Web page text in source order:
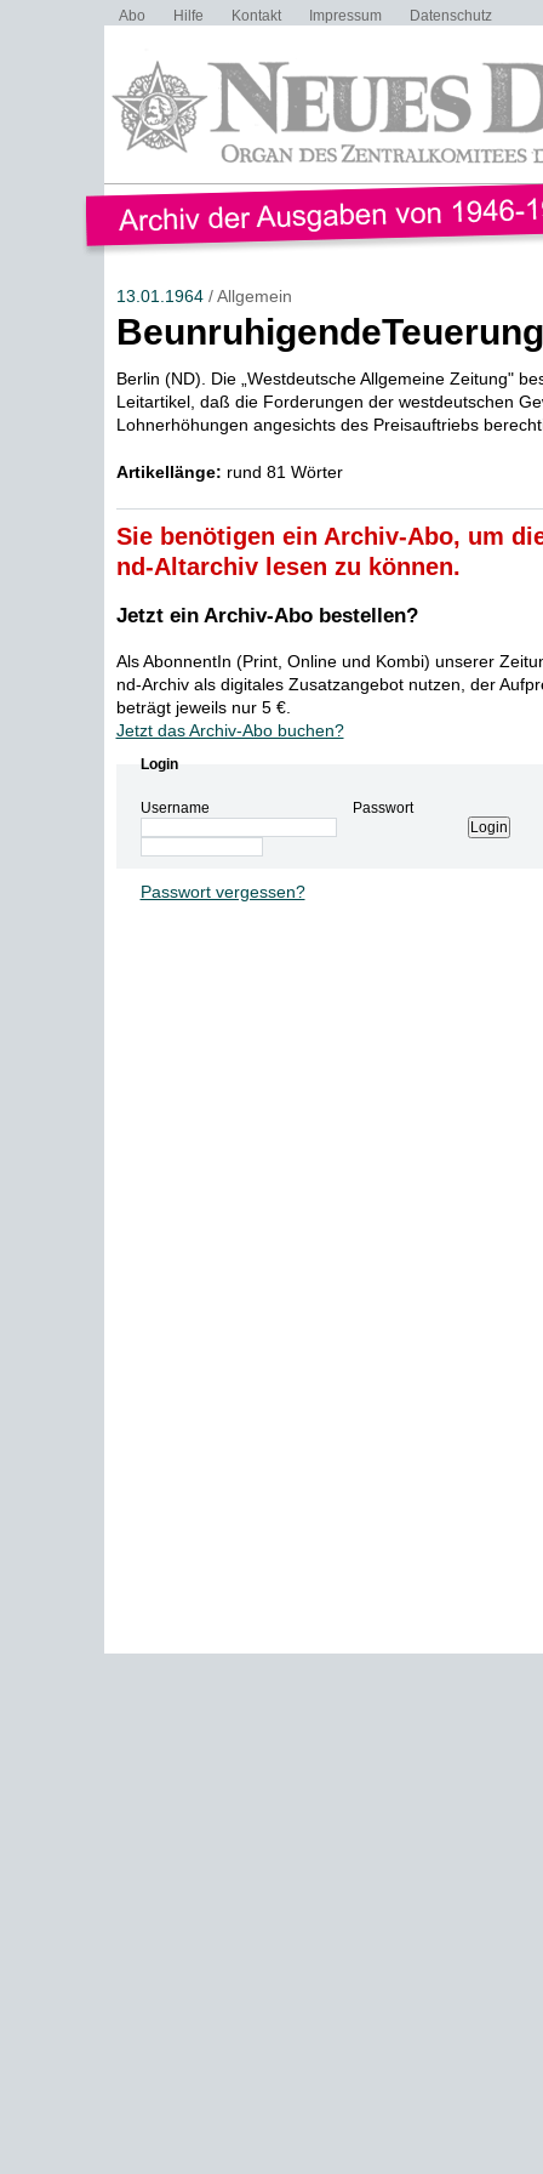
Abo Hilfe Kontakt Impressum Datenschutz
13.01.1964/ Allgemein
BeunruhigendeTeuerung
Berlin (ND). Die „Westdeutsche Allgemeine Zeitung"
Leitartikel, daß die Forderungen der westdeutschen
Lohnerhöhungen angesichts des Preisauftriebs
Artikellänge: rund 81 Wörter
Sie benötigen ein Archiv-Abo, um
nd-Altarchiv lesen zu können.
Jetzt ein Archiv-Abo bestellen?
Als AbonnentIn (Print, Online und Kombi) unserer
nd-Archiv als digitales Zusatzangebot nutzen, der
beträgt jeweils nur 5 €.
Jetzt das Archiv-Abo buchen?
Login
Username Passwort
Passwort vergessen?